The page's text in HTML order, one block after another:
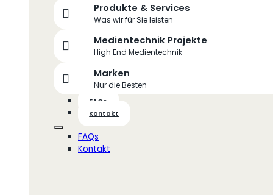
Produkte & Services
Was wir für Sie leisten
Medientechnik Projekte
High End Medientechnik
Marken
Nur die Besten
FAQs
Kontakt
FAQs
Kontakt